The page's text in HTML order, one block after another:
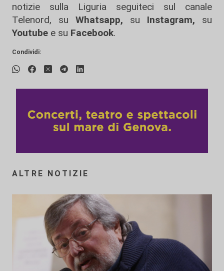
notizie sulla Liguria seguiteci sul canale
Telenord, su
Whatsapp, su Instagram, su
Youtube e su Facebook.
Condividi:
ALTRE NOTIZIE